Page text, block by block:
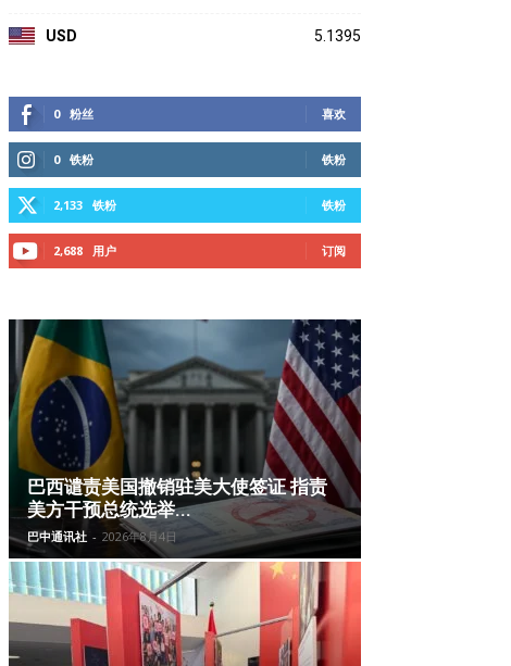
USD 5.1395
0 粉丝 喜欢
0 铁粉 铁粉
2,133 铁粉 铁粉
2,688 用户 订阅
巴西谴责美国撤销驻美大使签证 指责
美方干预总统选举...
巴中通讯社 - 2026年8月4日